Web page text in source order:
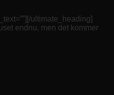
ultimate_heading]
endnu, men det kommer